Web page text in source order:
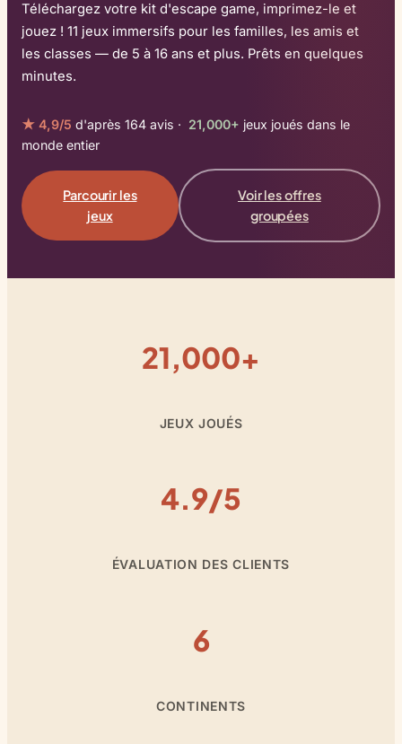
Téléchargez votre kit d'escape game, imprimez-le et
jouez ! 11 jeux immersifs pour les familles, les amis et
les classes — de 5 à 16 ans et plus. Prêts en quelques
minutes.
★ 4,9/5 d'après 164 avis · 21,000+ jeux joués dans le
monde entier
Parcourir les
jeux
Voir les offres
groupées
21,000+
JEUX JOUÉS
4.9/5
ÉVALUATION DES CLIENTS
6
CONTINENTS